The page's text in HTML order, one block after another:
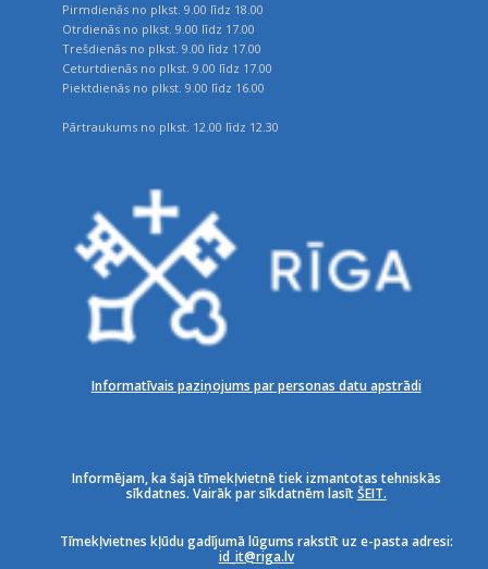
Pirmdienās no plkst. 9.00 līdz 18.00
Otrdienās no plkst. 9.00 līdz 17.00
Trešdienās no plkst. 9.00 līdz 17.00
Ceturtdienās no plkst. 9.00 līdz 17.00
Piektdienās no plkst. 9.00 līdz 16.00
Pārtraukums no plkst. 12.00 līdz 12.30
Informatīvais paziņojums par personas datu apstrādi
Informējam, ka šajā tīmekļvietnē tiek izmantotas tehniskās
sīkdatnes. Vairāk par sīkdatnēm lasītŠEIT.
Tīmekļvietnes kļūdu gadījumā lūgums rakstīt uz e-pasta adresi:
id_it@riga.lv